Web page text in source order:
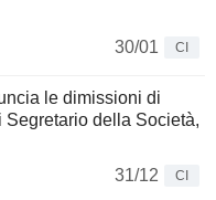
30/01
CI
le dimissioni di
Segretario della Società,
31/12
CI